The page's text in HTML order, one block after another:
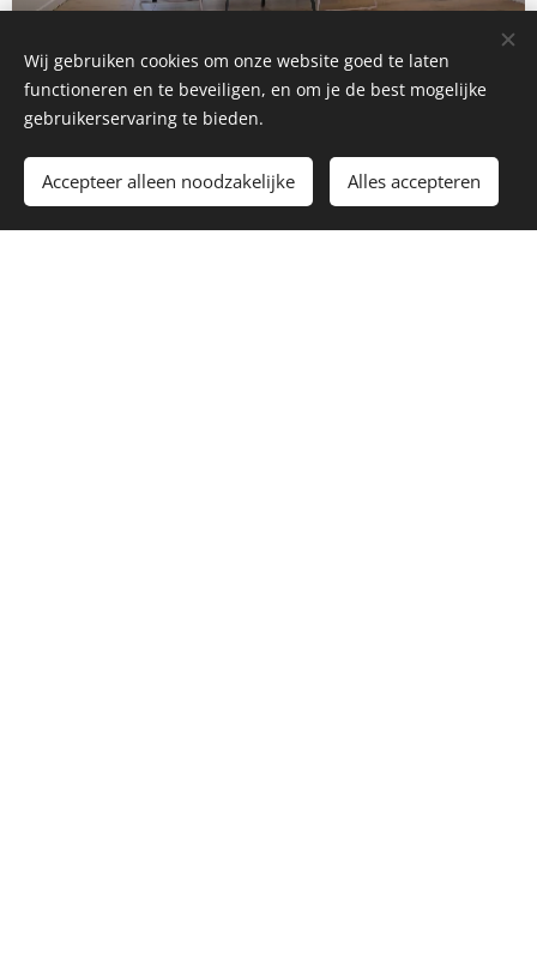
Wij gebruiken cookies om onze website goed te laten
functioneren en te beveiligen, en om je de best mogelijke
gebruikerservaring te bieden.
Accepteer alleen noodzakelijke Alles accepteren